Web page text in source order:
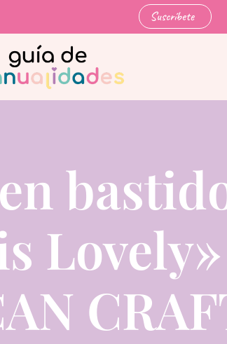
Suscríbete
Lovely»